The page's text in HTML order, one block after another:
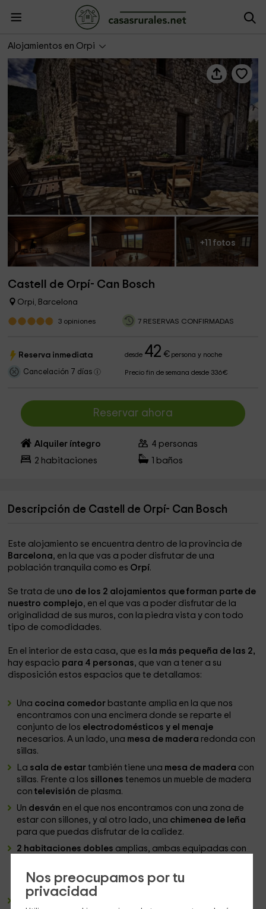
Nos preocupamos por tu
privacidad
Alojamientos en Orpi
Castell de Orpí- Can Bosch
+11 fotos
Castell de Orpí- Can Bosch
Orpi, Barcelona
3 opiniones 7 RESERVAS CONFIRMADAS
Reserva inmediata desde 42 €persona y noche
Cancelación 7 días Precio fin de semana desde 336€
Reservar ahora
Alquiler íntegro 4 personas
2 habitaciones baños
Descripción de Castell de Orpí- Can Bosch
Este alojamiento se encuentra dentro de la provincia de
Barcelona, en la que vas a poder disfrutar de una
población tranquila como es Orpí.
Se trata de uno de los 2 alojamientos que forman parte de
nuestro complejo, en el que vas a poder disfrutar de la
originalidad de sus muros, con la piedra vista y con todo
tipo de comodidades.
En el interior de esta casa, que es la más pequeña de las 2,
hay espacio para 4 personas, que van a tener a su
disposición estos espacios que te detallamos:
Una cocina comedor bastante amplia en la que nos
encontramos con una encimera donde se reparte el
conjunto de los electrodomésticos y el menaje
necesarios. A un lado, una mesa de madera redonda con
sillas.
La sala de estartambién tiene una mesa de madera con
sillas. Frente a los sillonestenemos un mueble de madera
contelevisión de plasma.
Un desván en el que nos encontramos con una zona de
estar con sillones, y al otro lado, una chimenea de leña
para que puedas disfrutar de la calidez.
2 habitaciones dobles amplias, ambas equipadas con
descansar, y donde tenemos
muebles de madera
de cama de sobra.
Uncuarto de baño complet